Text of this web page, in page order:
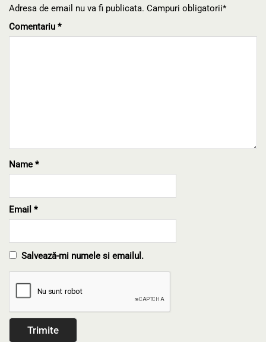
Adresa de email nu va fi publicata. Campuri obligatorii*
Comentariu *
Name *
Email *
Salvează-mi numele si emailul.